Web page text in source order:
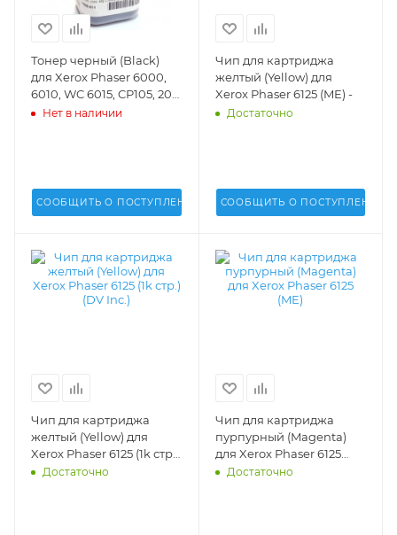
Тонер черный (Black)
для Xerox Phaser 6000,
6010, WC 6015, CP105, 205,
CM 205, Dell 1250, 1355,
Нет в наличии
СООБЩИТЬ О ПОСТУПЛЕНИИ
Чип для картриджа
желтый (Yellow) для
Xerox Phaser 6125 (ME) -
Достаточно
СООБЩИТЬ О ПОСТУПЛЕНИИ
Чип для картриджа
желтый (Yellow) для
Xerox Phaser 6125 (1k стр.)
(DV Inc.) -
Достаточно
Чип для картриджа
пурпурный (Magenta)
для Xerox Phaser 6125
(ME) -
Достаточно